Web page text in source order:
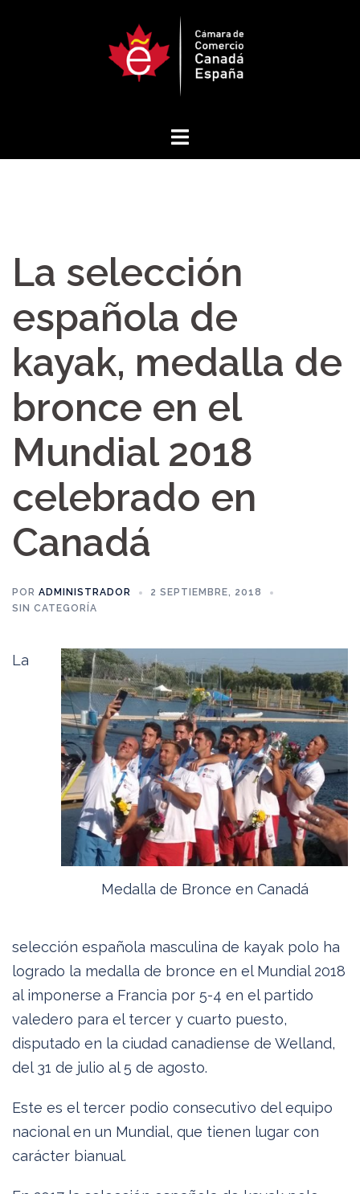
La selección
española de
kayak, medalla de
bronce en el
Mundial 2018
celebrado en
Canadá
POR ADMINISTRADOR
2 SEPTIEMBRE, 2018
SIN CATEGORÍA
Medalla de Bronce en Canadá
La
selección española masculina de kayak polo ha
logrado la medalla de bronce en el Mundial 2018
al imponerse a Francia por 5-4 en el partido
valedero para el tercer y cuarto puesto,
disputado en la ciudad canadiense de Welland,
del 31 de julio al 5 de agosto.
Este es el tercer podio consecutivo del equipo
nacional en un Mundial, que tienen lugar con
carácter bianual.